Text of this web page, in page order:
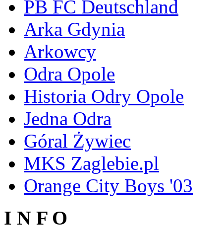
PB FC Deutschland
Arka Gdynia
Arkowcy
Odra Opole
Historia Odry Opole
Jedna Odra
Góral Żywiec
MKS Zaglebie.pl
Orange City Boys '03
I N F O